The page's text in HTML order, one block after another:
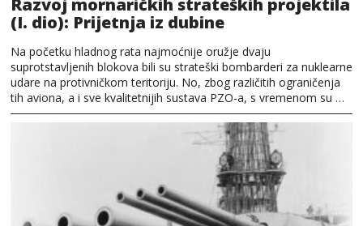
Razvoj mornaričkih strateških projektila
(I. dio): Prijetnja iz dubine
Na početku hladnog rata najmoćnije oružje dvaju
suprotstavljenih blokova bili su strateški bombarderi za nuklearne
udare na protivničkom teritoriju. No, zbog različitih ograničenja
tih aviona, a i sve kvalitetnijih sustava PZO-a, s vremenom su …